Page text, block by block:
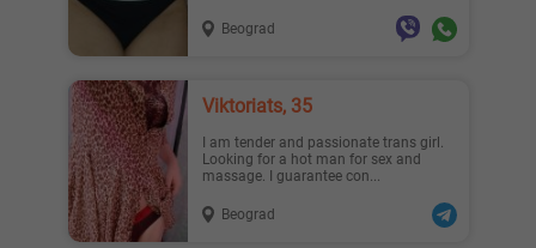
Beograd
Viktoriats, 35
Looking for a hot man for sex and
massage. I guarantee con...
Beograd